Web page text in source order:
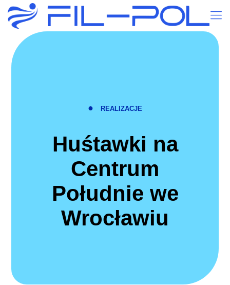
● REALIZACJE
Huśtawki na
Centrum
Południe we
Wrocławiu